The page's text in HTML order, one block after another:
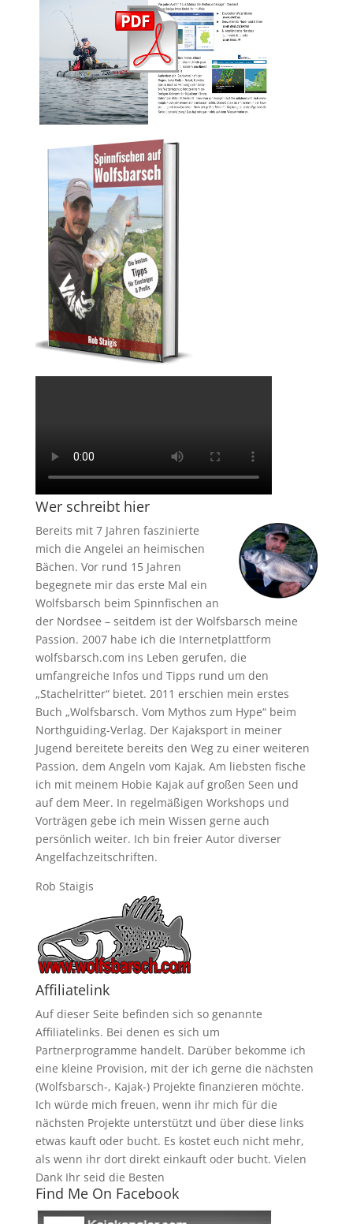
Wer schreibt hier
Bereits mit 7 Jahren faszinierte
mich die Angelei an heimischen
Bächen. Vor rund 15 Jahren
begegnete mir das erste Mal ein
Wolfsbarsch beim Spinnfischen an
der Nordsee – seitdem ist der Wolfsbarsch meine
Passion. 2007 habe ich die Internetplattform
wolfsbarsch.com ins Leben gerufen, die
umfangreiche Infos und Tipps rund um den
„Stachelritter“ bietet. 2011 erschien mein erstes
Buch „Wolfsbarsch. Vom Mythos zum Hype“ beim
Northguiding-Verlag. Der Kajaksport in meiner
Jugend bereitete bereits den Weg zu einer weiteren
Passion, dem Angeln vom Kajak. Am liebsten fische
ich mit meinem Hobie Kajak auf großen Seen und
auf dem Meer. In regelmäßigen Workshops und
Vorträgen gebe ich mein Wissen gerne auch
persönlich weiter. Ich bin freier Autor diverser
Angelfachzeitschriften.
Rob Staigis
Affiliatelink
Auf dieser Seite befinden sich so genannte
Affiliatelinks. Bei denen es sich um
Partnerprogramme handelt. Darüber bekomme ich
eine kleine Provision, mit der ich gerne die nächsten
(Wolfsbarsch-, Kajak-) Projekte finanzieren möchte.
Ich würde mich freuen, wenn ihr mich für die
nächsten Projekte unterstützt und über diese links
etwas kauft oder bucht. Es kostet euch nicht mehr,
als wenn ihr dort direkt einkauft oder bucht. Vielen
Dank Ihr seid die Besten
Find Me On Facebook